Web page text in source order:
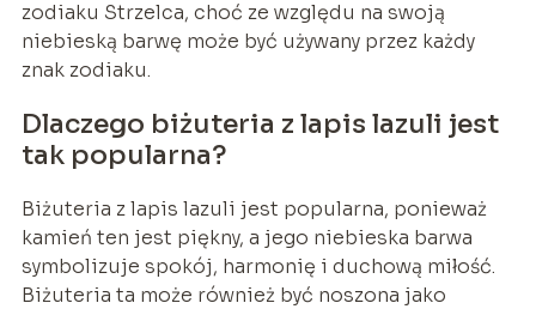
zodiaku Strzelca, choć ze względu na swoją
niebieską barwę może być używany przez każdy
znak zodiaku.
Dlaczego biżuteria z lapis lazuli jest
tak popularna?
Biżuteria z lapis lazuli jest popularna, ponieważ
kamień ten jest piękny, a jego niebieska barwa
symbolizuje spokój, harmonię i duchową miłość.
Biżuteria ta może również być noszona jako